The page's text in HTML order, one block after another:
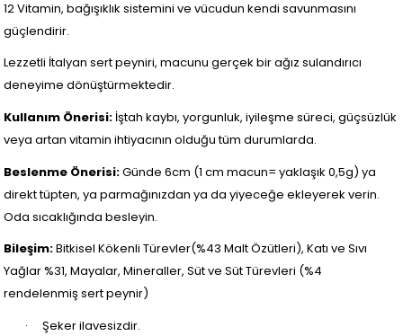
12 Vitamin, bağışıklık sistemini ve vücudun kendi savunmasını
güçlendirir.
Lezzetli İtalyan sert peyniri, macunu gerçek bir ağız sulandırıcı
deneyime dönüştürmektedir.
Kullanım Önerisi: İştah kaybı, yorgunluk, iyileşme süreci, güçsüzlük
veya artan vitamin ihtiyacının olduğu tüm durumlarda.
Beslenme Önerisi:Günde 6cm (1 cm macun= yaklaşık 0,5g) ya
direkt tüpten, ya parmağınızdan ya da yiyeceğe ekleyerek verin.
Oda sıcaklığında besleyin.
Bileşim:Bitkisel Kökenli Türevler(%43 Malt Özütleri), Katı ve Sıvı
Yağlar %31, Mayalar, Mineraller, Süt ve Süt Türevleri (%4
rendelenmiş sert peynir)
·
Şeker ilavesizdir.